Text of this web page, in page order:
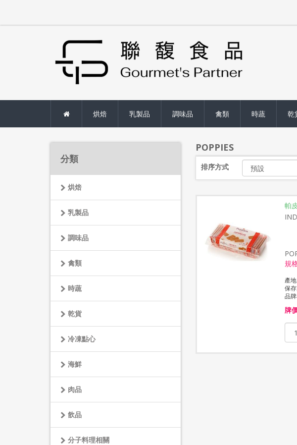
烘焙 乳製品 調味品 禽類 時蔬 乾
分類
烘焙
乳製品
調味品
禽類
時蔬
乾貨
冷凍點心
海鮮
肉品
飲品
分子料理相關
POPPIES
排序方式
帕
規
產
保
牌